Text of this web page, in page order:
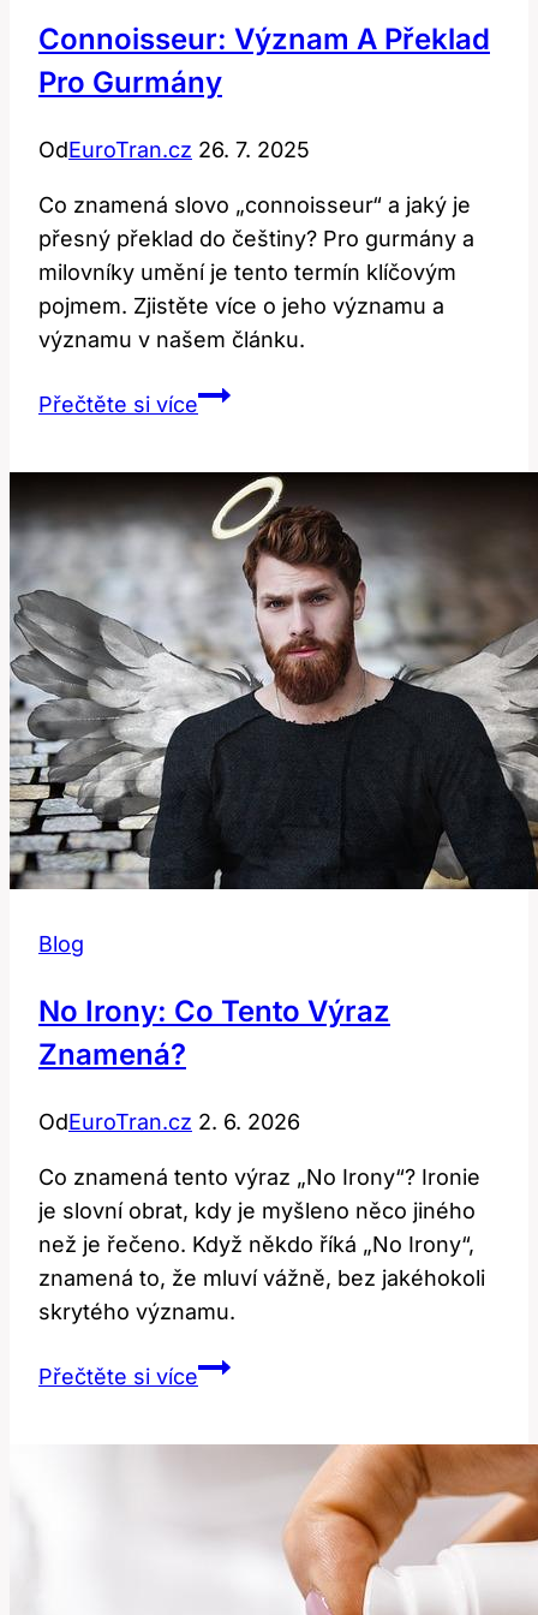
Connoisseur: Význam A Překlad
Pro Gurmány
OdEuroTran.cz 26. 7. 2025
Co znamená slovo „connoisseur“ a jaký je
přesný překlad do češtiny? Pro gurmány a
milovníky umění je tento termín klíčovým
pojmem. Zjistěte více o jeho významu a
významu v našem článku.
Přečtěte si víceConnoisseur:
Překlad
Pro
Gurmány
Blog
No Irony: Co Tento Výraz
Znamená?
OdEuroTran.cz 2. 6. 2026
Co znamená tento výraz „No Irony“? Ironie
je slovní obrat, kdy je myšleno něco jiného
než je řečeno. Když někdo říká „No Irony“,
znamená to, že mluví vážně, bez jakéhokoli
skrytého významu.
Přečtěte si víceNo
Znamená?